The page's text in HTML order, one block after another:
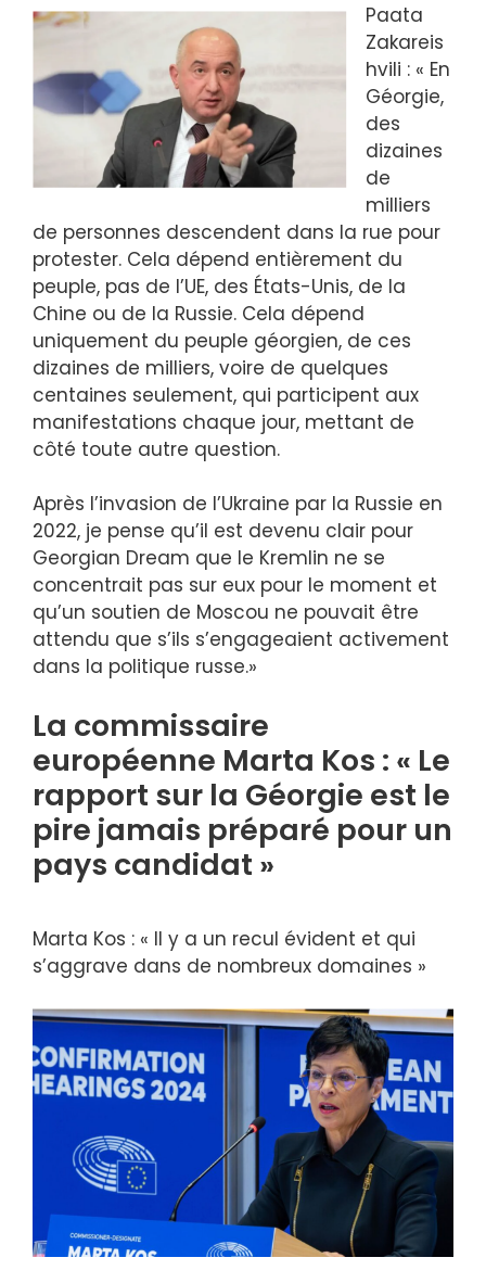
Paata
Zakareis
hvili : « En
Géorgie,
des
dizaines
de
milliers
de personnes descendent dans la rue pour
protester. Cela dépend entièrement du
peuple, pas de l’UE, des États-Unis, de la
Chine ou de la Russie. Cela dépend
uniquement du peuple géorgien, de ces
dizaines de milliers, voire de quelques
centaines seulement, qui participent aux
manifestations chaque jour, mettant de
côté toute autre question.
Après l’invasion de l’Ukraine par la Russie en
2022, je pense qu’il est devenu clair pour
Georgian Dream que le Kremlin ne se
concentrait pas sur eux pour le moment et
qu’un soutien de Moscou ne pouvait être
attendu que s’ils s’engageaient activement
dans la politique russe.»
La commissaire
européenne Marta Kos : « Le
rapport sur la Géorgie est le
pire jamais préparé pour un
pays candidat »
Marta Kos : « Il y a un recul évident et qui
s’aggrave dans de nombreux domaines »